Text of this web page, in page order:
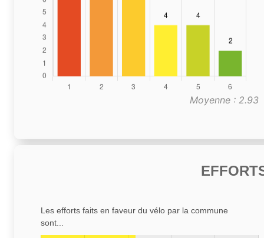
Moyenne : 2.93
Les efforts faits en faveur du vélo par la commune
sont...